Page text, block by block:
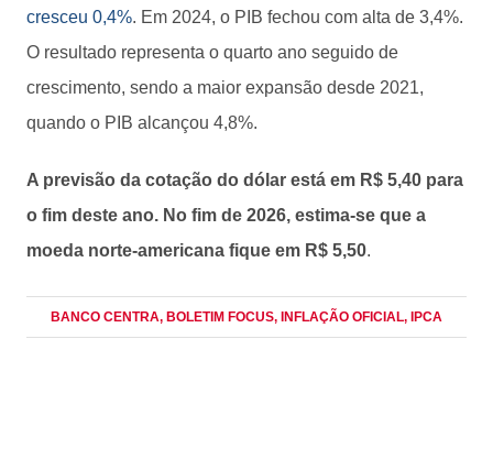
cresceu 0,4%. Em 2024, o PIB fechou com alta de 3,4%.
O resultado representa o quarto ano seguido de
crescimento, sendo a maior expansão desde 2021,
quando o PIB alcançou 4,8%.
A previsão da cotação do dólar está em R$ 5,40 para
o fim deste ano. No fim de 2026, estima-se que a
moeda norte-americana fique em R$ 5,50.
BANCO CENTRA, BOLETIM FOCUS, INFLAÇÃO OFICIAL, IPCA